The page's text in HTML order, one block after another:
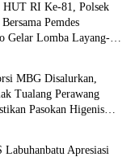
HUT RI Ke-81, Polsek
Pemdes
Gelar Lomba Layang-
MBG Disalurkan,
Tualang Perawang
Pasokan Higenis
Labuhanbatu Apresiasi